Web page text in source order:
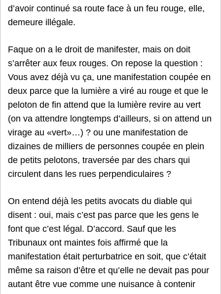
d’avoir continué sa route face à un feu rouge, elle,
demeure illégale.
Faque on a le droit de manifester, mais on doit
s’arrêter aux feux rouges. On repose la question :
Vous avez déjà vu ça, une manifestation coupée en
deux parce que la lumière a viré au rouge et que le
peloton de fin attend que la lumière revire au vert
(on va attendre longtemps d’ailleurs, si on attend un
virage au «vert»…) ? ou une manifestation de
dizaines de milliers de personnes coupée en plein
de petits pelotons, traversée par des chars qui
circulent dans les rues perpendiculaires ?
On entend déjà les petits avocats du diable qui
disent : oui, mais c’est pas parce que les gens le
font que c’est légal. D’accord. Sauf que les
Tribunaux ont maintes fois affirmé que la
manifestation était perturbatrice en soit, que c’était
même sa raison d’être et qu’elle ne devait pas pour
autant être vue comme une nuisance à contenir